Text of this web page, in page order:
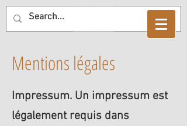
Mentions légales
Impressum. Un impressum est
légalement requis dans